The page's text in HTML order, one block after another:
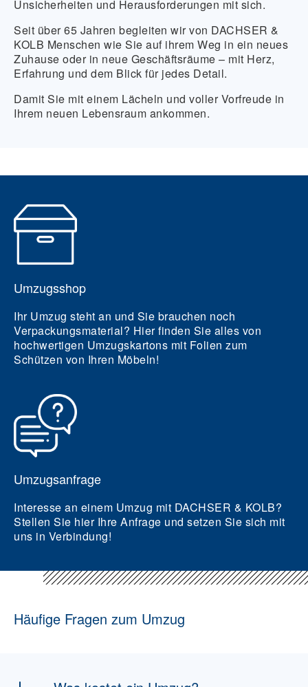
Unsicherheiten und Herausforderungen mit sich.
Seit über 65 Jahren begleiten wir von DACHSER &
KOLB Menschen wie Sie auf ihrem Weg in ein neues
Zuhause oder in neue Geschäftsräume – mit Herz,
Erfahrung und dem Blick für jedes Detail.
Damit Sie mit einem Lächeln und voller Vorfreude in
Ihrem neuen Lebensraum ankommen.
Umzugsshop
Ihr Umzug steht an und Sie brauchen noch
Verpackungsmaterial? Hier finden Sie alles von
hochwertigen Umzugskartons mit Folien zum
Schützen von Ihren Möbeln!
Umzugsanfrage
Interesse an einem Umzug mit DACHSER & KOLB?
Stellen Sie hier Ihre Anfrage und setzen Sie sich mit
uns in Verbindung!
Häufige Fragen zum Umzug